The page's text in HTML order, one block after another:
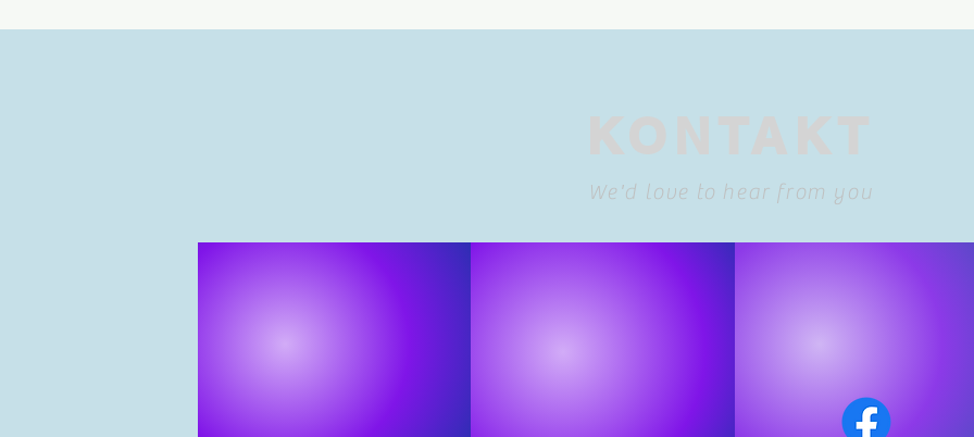
We'd love to hear from you